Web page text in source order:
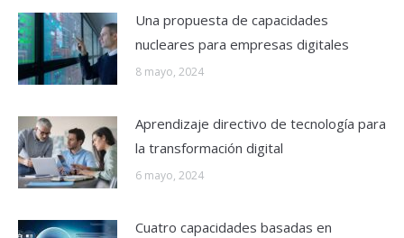
Una propuesta de capacidades
nucleares para empresas digitales
8 mayo, 2024
Aprendizaje directivo de tecnología para
la transformación digital
6 mayo, 2024
Cuatro capacidades basadas en